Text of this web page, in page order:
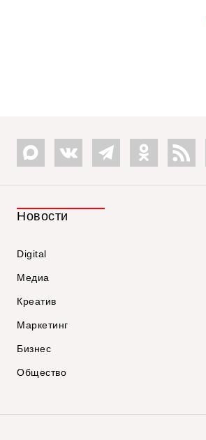
Новости
Digital
Медиа
Креатив
Маркетинг
Бизнес
Общество